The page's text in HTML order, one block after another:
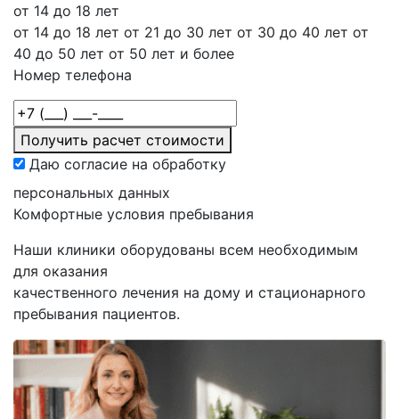
от 14 до 18 лет
от 14 до 18 лет от 21 до 30 лет от 30 до 40 лет от
40 до 50 лет от 50 лет и более
Номер телефона
Получить расчет стоимости
Даю согласие на обработку
персональных данных
Комфортные условия пребывания
Наши клиники оборудованы всем необходимым
для оказания
качественного лечения на дому и стационарного
пребывания пациентов.